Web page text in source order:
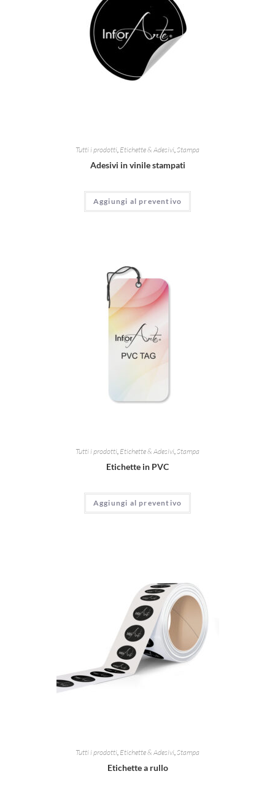
Tutti i prodotti, Etichette & Adesivi,Stampa
Adesivi in vinile stampati
Aggiungi al preventivo
Tutti i prodotti Etichette & Adesivi Stampa
Etichette in PVC
Aggiungi al preventivo
Tutti i prodotti, Etichette & Adesivi,Stampa
Etichette a rullo